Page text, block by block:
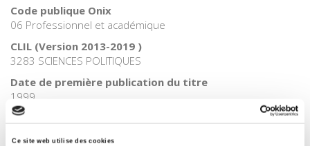
Ce site web utilise des cookies
Code publique Onix
06 Professionnel et académique
CLIL (Version 2013-2019 )
3283 SCIENCES POLITIQUES
Date de première publication du titre
1999
Code Identifiant de classement sujet